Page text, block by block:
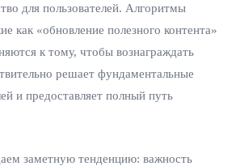
для пользователей. Алгоритмы
как «обновление полезного контента»
к тому, чтобы вознаграждать
решает фундаментальные
и предоставляет полный путь
заметную тенденцию: важность